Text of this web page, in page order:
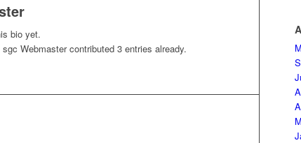
bio yet.
sgc Webmastercontributed 3 entries already.